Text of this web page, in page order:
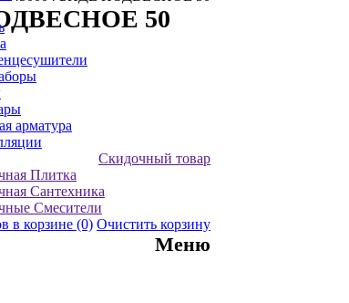
арматура
Скидочный товар
Плитка
Сантехника
Смесители
в корзине (0) Очистить корзину
Меню
50